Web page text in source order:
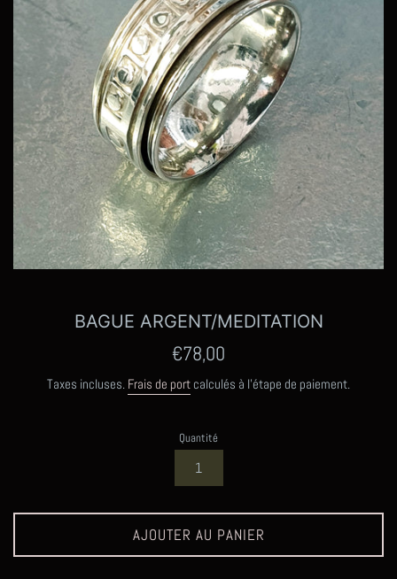
BAGUE ARGENT/MEDITATION
Prix
€78,00
Taxes incluses. Frais de port calculés à l'étape de paiement.
Quantité
AJOUTER AU PANIER